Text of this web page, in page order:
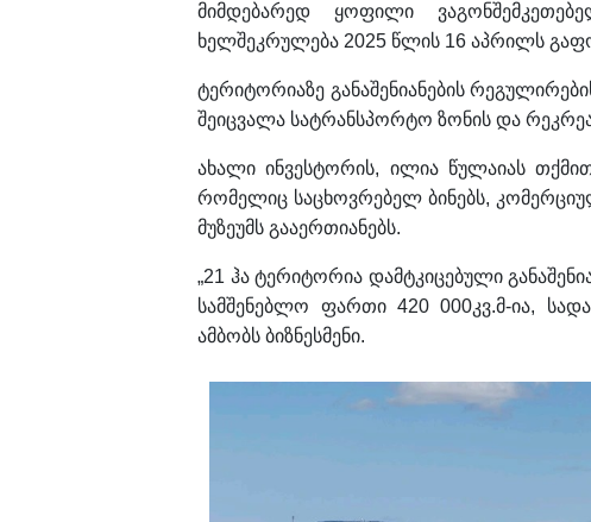
მიმდებარედ ყოფილი
ხელშეკრულება 2025 წლის 16 აპრილს
ტერიტორიაზე განაშენიანების
შეიცვალა სატრანსპორტო ზონის და
ახალი ინვესტორის, ილია წულაიას
რომელიც საცხოვრებელ ბინებს,
მუზეუმს გააერთიანებს.
„21 ჰა ტერიტორია დამტკიცებული
სამშენებლო ფართი 420 000კვ.მ-ია,
ამბობს ბიზნესმენი.